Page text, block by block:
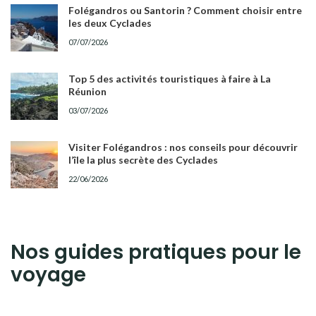
Folégandros ou Santorin ? Comment choisir entre
les deux Cyclades
07/07/2026
Top 5 des activités touristiques à faire à La
Réunion
03/07/2026
Visiter Folégandros : nos conseils pour découvrir
l’île la plus secrète des Cyclades
22/06/2026
Nos guides pratiques pour le
voyage